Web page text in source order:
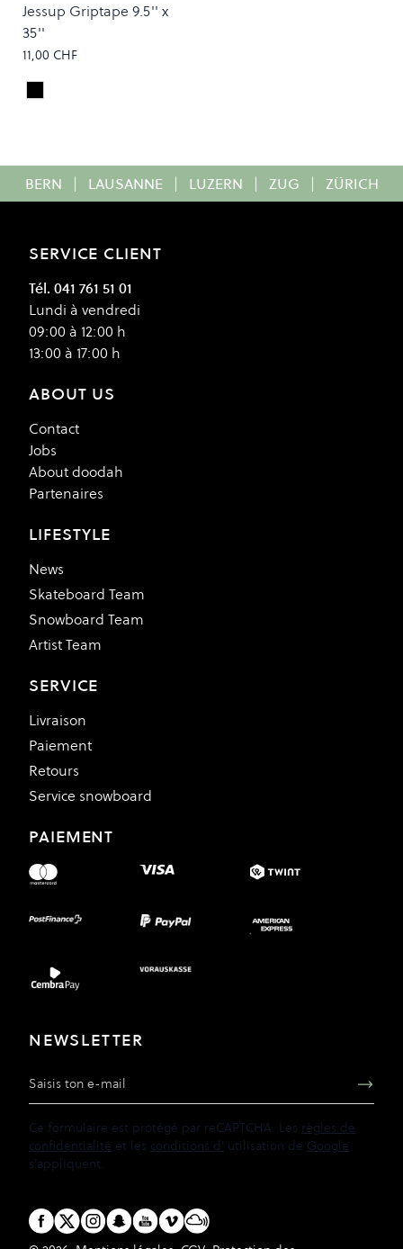
Jessup Griptape 9.5'' x
35''
11,00 CHF
Colour
Black
BERN | LAUSANNE | LUZERN | ZUG | ZÜRICH
SERVICE CLIENT
Tél. 041 761 51 01
Lundi à vendredi
09:00 à 12:00 h
13:00 à 17:00 h
ABOUT US
Contact
Jobs
About doodah
Partenaires
LIFESTYLE
News
Skateboard Team
Snowboard Team
Artist Team
SERVICE
Livraison
Paiement
Retours
Service snowboard
PAIEMENT
NEWSLETTER
Adresse e-mail
Ce formulaire est protégé par reCAPTCHA. Les règles de
confidentialité et les conditions d' utilisation de Google
s'appliquent.